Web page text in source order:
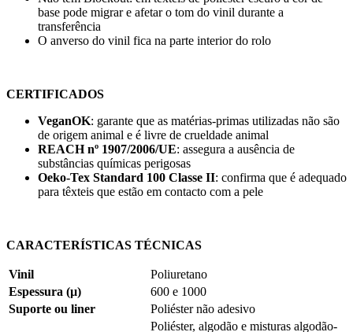
base pode migrar e afetar o tom do vinil durante a
transferência
O anverso do vinil fica na parte interior do rolo
CERTIFICADOS
VeganOK: garante que as matérias-primas utilizadas não são
de origem animal e é livre de crueldade animal
REACH nº 1907/2006/UE: assegura a ausência de
substâncias químicas perigosas
Oeko-Tex Standard 100 Classe II: confirma que é adequado
para têxteis que estão em contacto com a pele
CARACTERÍSTICAS TÉCNICAS
Vinil
Poliuretano
Espessura (µ)
600 e 1000
Suporte ou liner
Poliéster não adesivo
Poliéster, algodão e misturas algodão-